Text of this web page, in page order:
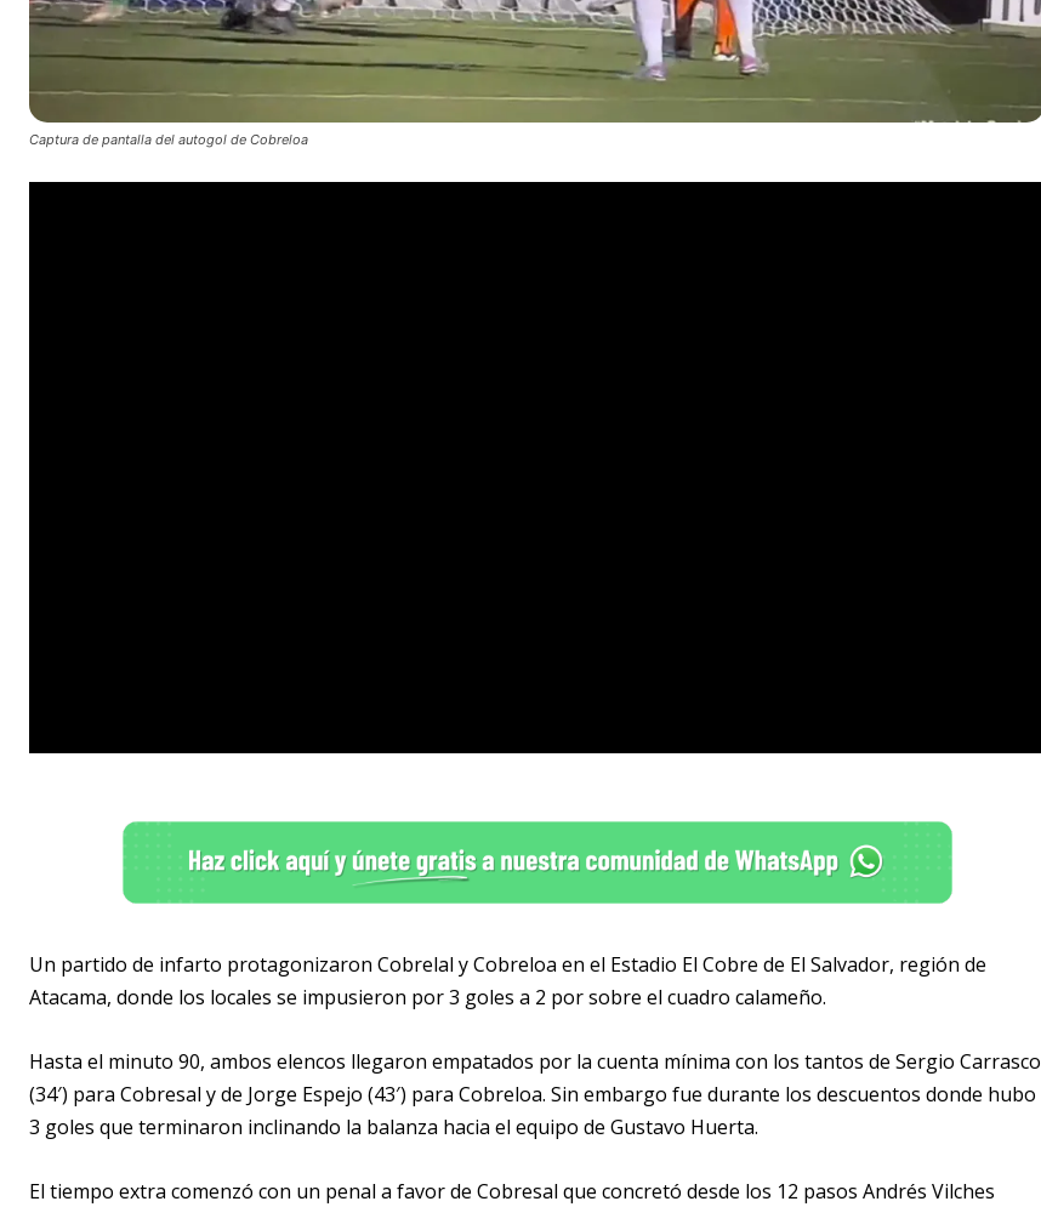
Captura de pantalla del autogol de Cobreloa
Un partido de infarto protagonizaron Cobrelal y Cobreloa en el Estadio El Cobre de El Salvador, región de
Atacama, donde los locales se impusieron por 3 goles a 2 por sobre el cuadro calameño.
Hasta el minuto 90, ambos elencos llegaron empatados por la cuenta mínima con los tantos de Sergio Carrasco
(34′) para Cobresal y de Jorge Espejo (43′) para Cobreloa. Sin embargo fue durante los descuentos donde hubo
3 goles que terminaron inclinando la balanza hacia el equipo de Gustavo Huerta.
El tiempo extra comenzó con un penal a favor de Cobresal que concretó desde los 12 pasos Andrés Vilches